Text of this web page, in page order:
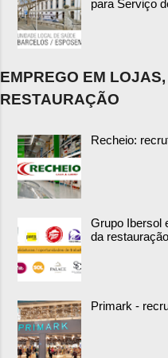
para Serviço
EMPREGO EM
RESTAURAÇÃO
Recheio:
Grupo Ibersol
da restauração
Primark -